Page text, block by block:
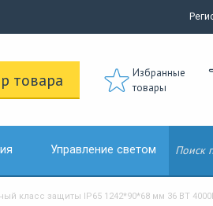
товара
Избранные
товары
Управление светом
класс защиты IP65 1242*90*68 мм 36 ВТ